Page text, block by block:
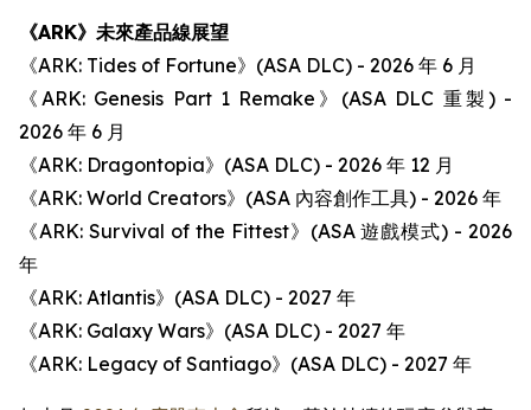
《ARK》未來產品線展望
《ARK: Tides of Fortune》(ASA DLC) - 2026 年 6 月
《ARK: Genesis Part 1 Remake》(ASA DLC 重製) -
2026 年 6 月
《ARK: Dragontopia》(ASA DLC) - 2026 年 12 月
《ARK: World Creators》(ASA 內容創作工具) - 2026 年
《ARK: Survival of the Fittest》(ASA 遊戲模式) - 2026
年
《ARK: Atlantis》(ASA DLC) - 2027 年
《ARK: Galaxy Wars》(ASA DLC) - 2027 年
《ARK: Legacy of Santiago》(ASA DLC) - 2027 年